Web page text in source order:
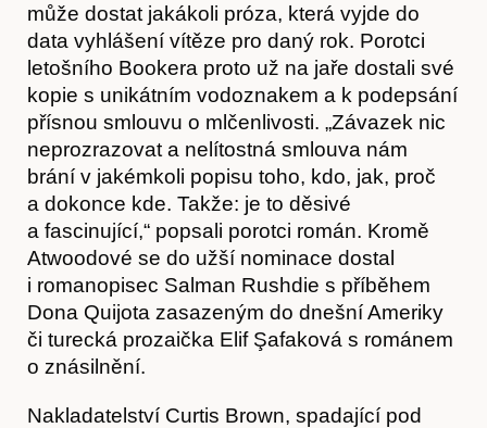
Časopis
může dostat jakákoli próza, která vyjde do
data vyhlášení vítěze pro daný rok. Porotci
letošního Bookera proto už na jaře dostali své
kopie s unikátním vodoznakem a k podepsání
přísnou smlouvu o mlčenlivosti. „Závazek nic
neprozrazovat a nelítostná smlouva nám
brání v jakémkoli popisu toho, kdo, jak, proč
a dokonce kde. Takže: je to děsivé
a fascinující,“ popsali porotci román. Kromě
Atwoodové se do užší nominace dostal
i romanopisec Salman Rushdie s příběhem
Dona Quijota zasazeným do dnešní Ameriky
či turecká prozaička Elif Şafaková s románem
o znásilnění.
Nakladatelství Curtis Brown, spadající pod